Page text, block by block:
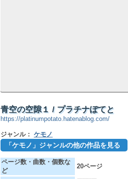
青空の空隙１ / プラチナぽてと
https://platinumpotato.hatenablog.com/
ジャンル： ケモノ
「ケモノ」ジャンルの他の作品を見る
ページ数・曲数・個数な
ど
20ページ